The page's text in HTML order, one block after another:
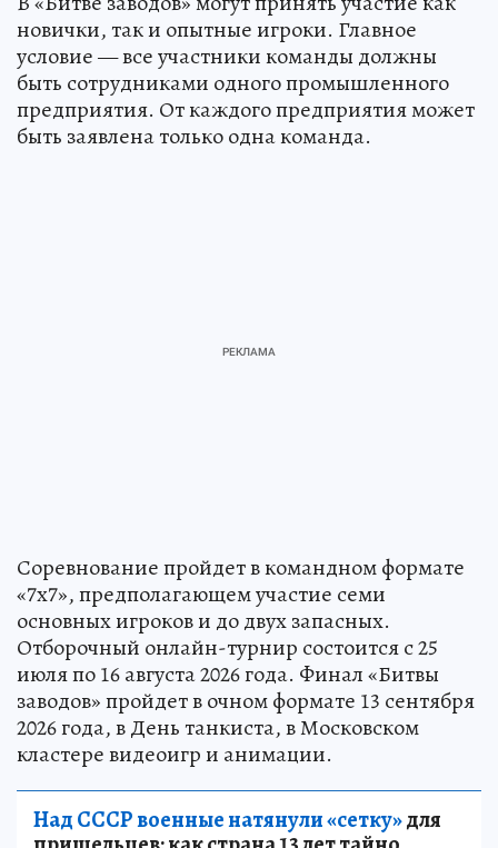
новички, так и опытные игроки. Главное
условие — все участники команды должны
быть сотрудниками одного промышленного
предприятия. От каждого предприятия может
быть заявлена только одна команда.
Соревнование пройдет в командном формате
«7х7», предполагающем участие семи
основных игроков и до двух запасных.
Отборочный онлайн-турнир состоится с 25
июля по 16 августа 2026 года. Финал «Битвы
заводов» пройдет в очном формате 13 сентября
2026 года, в День танкиста, в Московском
кластере видеоигр и анимации.
Над СССР военные натянули «сетку»для